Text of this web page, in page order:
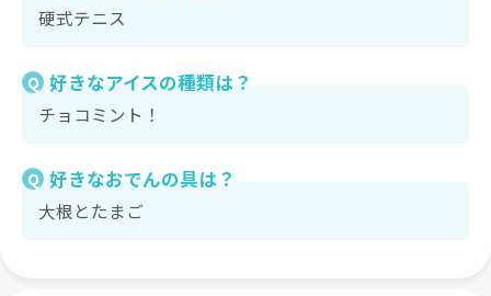
硬式テニス
Q 好きなアイスの種類は？
チョコミント！
Q 好きなおでんの具は？
大根とたまご